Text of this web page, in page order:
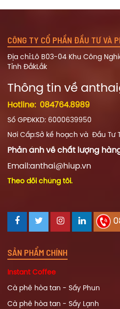
CÔNG TY CỔ PHẦN ĐẦU TƯ VÀ
Địa chỉ:Lô B03-04 Khu Công
Tỉnh ĐắkLắk
Thông tin về a
Hotline: 084764.8989
Số GPĐKKD: 6000639950
Nơi Cấp:Sở kế hoạch và Đầu Tư
Phản ánh về chất lượng
Email:anthai@hiup.vn
Theo dõi chúng tôi.
SẢN PHẨM CHÍNH
Instant Coffee
Cà phê hòa tan - Sấy Phun
Cà phê hòa tan - Sấy Lạnh